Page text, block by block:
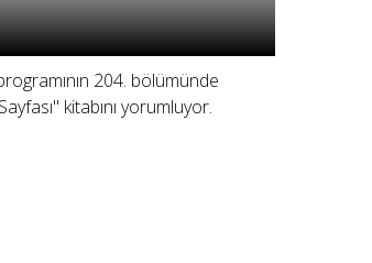
204. bölümünde
kitabını yorumluyor.